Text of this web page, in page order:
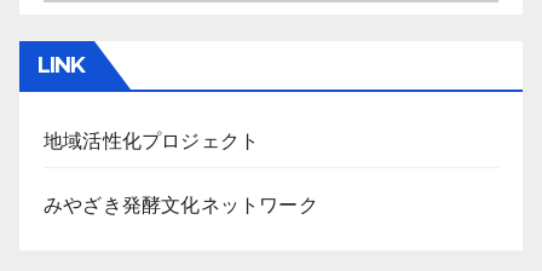
LINK
地域活性化プロジェクト
みやざき発酵文化ネットワーク